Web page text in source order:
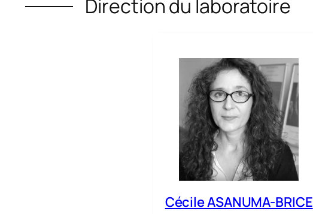
Direction du laboratoire
Cécile ASANUMA-BRICE